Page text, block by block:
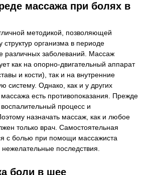
массажа при болях в
методикой, позволяющей
структур организма в периоде
различных заболеваний. Массаж
как на опорно-двигательный аппарат
и кости), так и на внутренние
систему. Однако, как и у других
есть противопоказания. Прежде
воспалительный процесс и
назначать массаж, как и любое
только врач. Самостоятельная
с болью при помощи массажиста
последствия.
боли в шее